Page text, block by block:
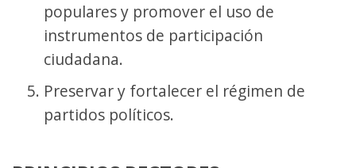
populares y promover el uso de
instrumentos de participación
ciudadana.
Preservar y fortalecer el régimen de
partidos políticos.